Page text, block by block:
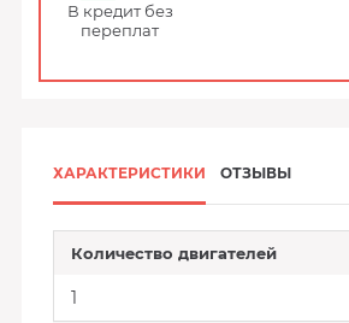
В кредит без
переплат
ХАРАКТЕРИСТИКИ ОТЗЫВЫ
Количество двигателей
1